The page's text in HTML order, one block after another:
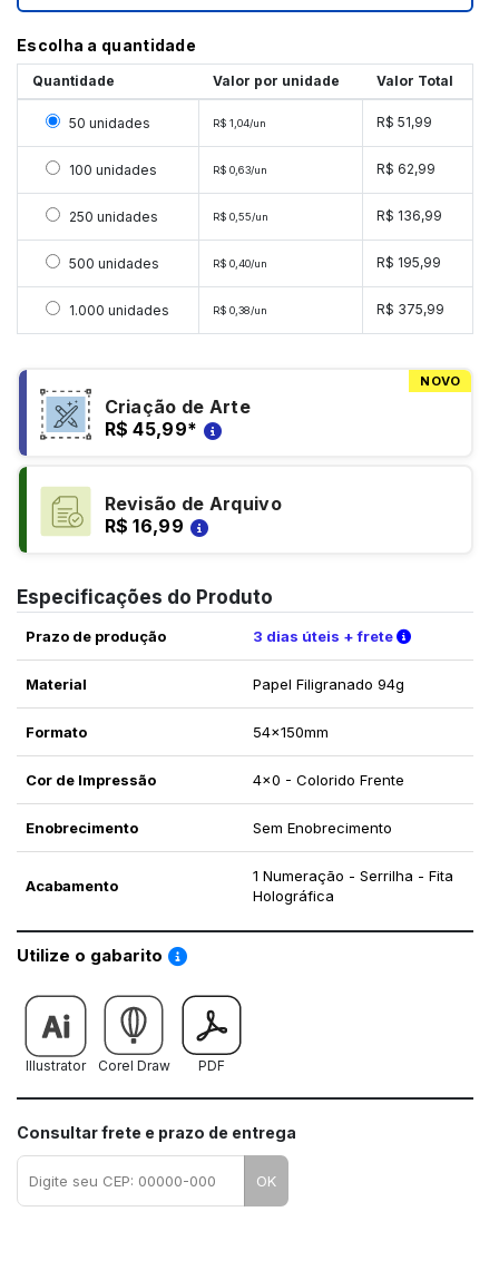
Escolha a quantidade
Quantidade Valor por unidade Valor Total
Selecionar 50 unidades
50 unidades R$ 1,04/un R$ 51,99
Selecionar 100 unidades
100 unidades R$ 0,63/un R$ 62,99
Selecionar 250 unidades
250 unidades R$ 0,55/un R$ 136,99
Selecionar 500 unidades
500 unidades R$ 0,40/un R$ 195,99
Selecionar 1000 unidades
1.000 unidades R$ 0,38/un R$ 375,99
NOVO
Criação de Arte
R$ 45,99*
Revisão de Arquivo
R$ 16,99
Especificações do Produto
Prazo de produção 3 dias úteis + frete Verifique
Material Papel Filigranado 94g
Formato 54x150mm
Cor de Impressão 4x0 - Colorido Frente
Enobrecimento Sem Enobrecimento
Acabamento
1 Numeração - Serrilha - Fita
Holográfica
Utilize o gabarito Saiba como utilizar os nossos gabaritos
Illustrator Corel Draw PDF
Consultar frete e prazo de entrega
OK